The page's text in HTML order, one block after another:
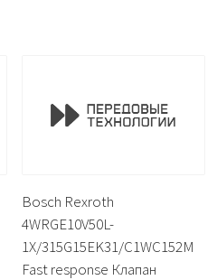
Bosch Rexroth
4WRGE10V50L-
1X/315G15EK31/C1WC152M
Fast response Клапан